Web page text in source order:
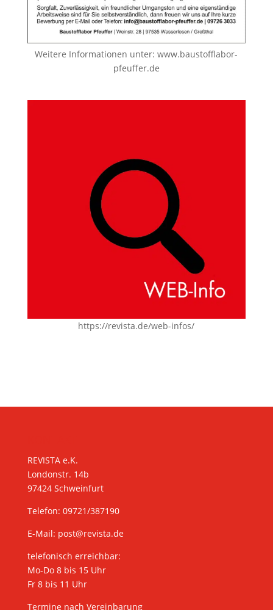
Weitere Informationen unter:www.baustofflabor-
pfeuffer.de
https://revista.de/web-infos/
REVISTA e.K.
Londonstr. 14b
97424 Schweinfurt
Telefon: 09721/387190
E-Mail: post@revista.de
telefonisch erreichbar:
Mo-Do 8 bis 15 Uhr
Fr 8 bis 11 Uhr
Termine nach Vereinbarung